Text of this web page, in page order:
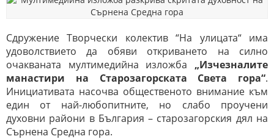
Сдружение Творчески колектив “На улицата“ има
удоволствието да обяви откриването на силно
очакваната мултимедийна изложба „Изчезналите
манастири на Старозагорската Света гора“.
Инициативата насочва общественото внимание към
един от най-любопитните, но слабо проучени
духовни райони в България – старозагорския дял на
Сърнена Средна гора.